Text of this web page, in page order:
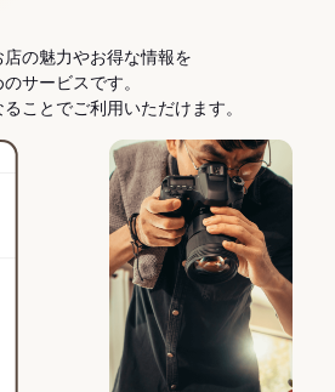
の魅力やお得な情報を
サービスです。
ことでご利用いただけます。